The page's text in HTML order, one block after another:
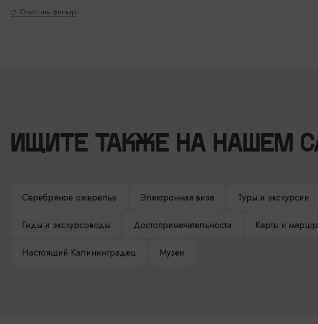
ИЩИТЕ ТАКЖЕ НА НАШЕМ
Серебряное ожерелье Электронная виза Туры и экскурсии
Гиды и экскурсоводы Достопримечательности Карты и
Настоящий Калининградец Музеи